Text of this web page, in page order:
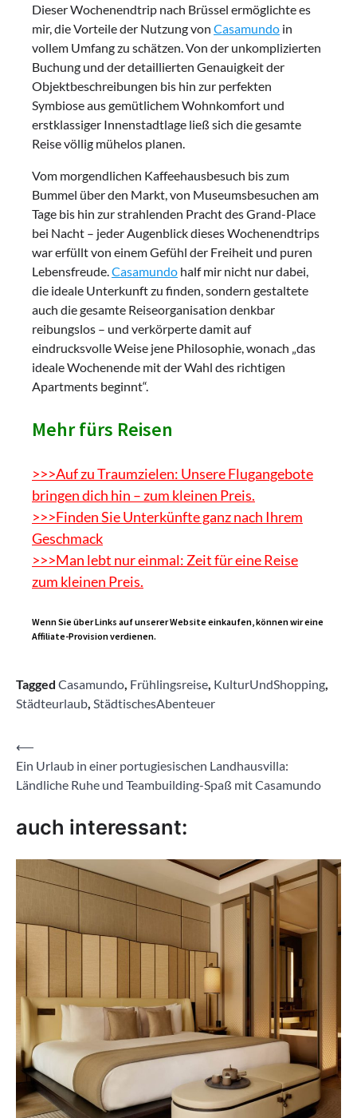
Dieser Wochenendtrip nach Brüssel ermöglichte es
mir, die Vorteile der Nutzung von Casamundo in
vollem Umfang zu schätzen. Von der unkomplizierten
Buchung und der detaillierten Genauigkeit der
Objektbeschreibungen bis hin zur perfekten
Symbiose aus gemütlichem Wohnkomfort und
erstklassiger Innenstadtlage ließ sich die gesamte
Reise völlig mühelos planen.
Vom morgendlichen Kaffeehausbesuch bis zum
Bummel über den Markt, von Museumsbesuchen am
Tage bis hin zur strahlenden Pracht des Grand-Place
bei Nacht – jeder Augenblick dieses Wochenendtrips
war erfüllt von einem Gefühl der Freiheit und puren
Lebensfreude.Casamundo half mir nicht nur dabei,
die ideale Unterkunft zu finden, sondern gestaltete
auch die gesamte Reiseorganisation denkbar
reibungslos – und verkörperte damit auf
eindrucksvolle Weise jene Philosophie, wonach „das
ideale Wochenende mit der Wahl des richtigen
Apartments beginnt“.
Mehr fürs Reisen
>>>Auf zu Traumzielen: Unsere Flugangebote
bringen dich hin – zum kleinen Preis.
>>>Finden Sie Unterkünfte ganz nach Ihrem
Geschmack
>>>Man lebt nur einmal: Zeit für eine Reise
zum kleinen Preis.
Wenn Sie über Links auf unserer Website einkaufen, können wir eine
Affiliate-Provision verdienen.
Tagged Casamundo, Frühlingsreise, KulturUndShopping,
Städteurlaub, StädtischesAbenteuer
Beitragsnavigation
⟵
Ein Urlaub in einer portugiesischen Landhausvilla:
Ländliche Ruhe und Teambuilding-Spaß mit Casamundo
auch interessant: